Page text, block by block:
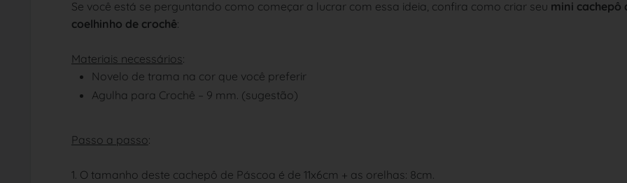
Se você está se perguntando como começar a lucrar com essa ideia, confira como criar seu mini cachepô
coelhinho de crochê:
Materiais necessários:
Novelo de trama na cor que você preferir
Agulha para Crochê – 9 mm. (sugestão)
Passo a passo:
1. O tamanho deste cachepô de Páscoa é de 11x6cm + as orelhas: 8cm.